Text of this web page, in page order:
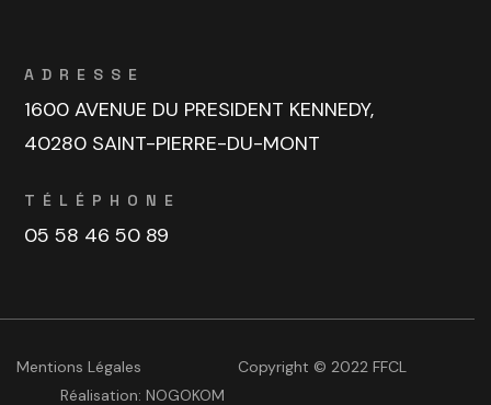
ADRESSE
1600 AVENUE DU PRESIDENT KENNEDY,
40280 SAINT-PIERRE-DU-MONT
TÉLÉPHONE
05 58 46 50 89
Mentions Légales
Copyright © 2022 FFCL
Réalisation: NOGOKOM